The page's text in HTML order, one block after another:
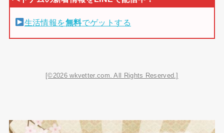
生活情報を無料でゲットする
[©2026 wkvetter.com. All Rights Reserved.]